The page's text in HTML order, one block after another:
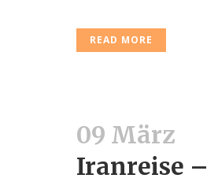
READ MORE
09 März
Iranreise –